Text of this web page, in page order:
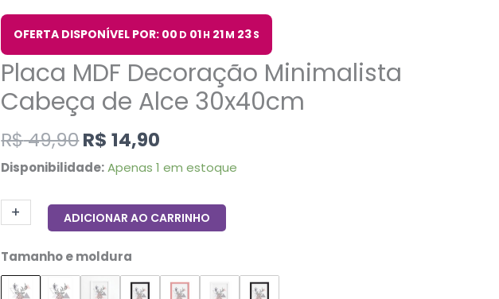
OFERTA DISPONÍVEL POR: 00 D 01H 21M 22S
Placa MDF Decoração Minimalista
Cabeça de Alce 30x40cm
R$49,90
O
preço
original
era:
R$ 14,90
O
preço
atual
é:
Disponibilidade: Apenas 1 em estoque
-
Placa
MDF
Decoração
Minimalista
de
Alce
quantidade
+ ADICIONAR AO CARRINHO
Tamanho e moldura